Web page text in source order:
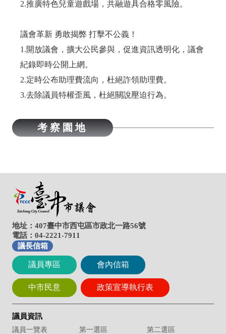
地址：407臺中市西屯區市政北一路56號
電話：04-2221-7911
議長信箱
議員專區 會內信箱
中市民意 政策宣導執行表
議員資訊
議員一覽表 第一選區
第二選區